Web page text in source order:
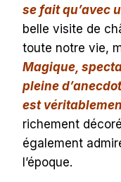
se fait qu’avec
belle visite de
toute notre vie,
Magique,
pleine
est
richement
également
l’époque.